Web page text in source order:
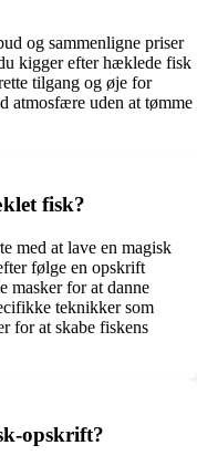
og sammenligne priser
kigger efter hæklede fisk
tilgang og øje for
atmosfære uden at tømme
fisk?
med at lave en magisk
følge en opskrift
masker for at danne
teknikker som
for at skabe fiskens
opskrift?